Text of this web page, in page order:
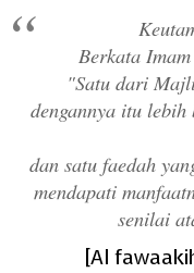
Berkata
"Satu dari
dengannya itu
dan satu faedah
mendapati
senilai
[Al